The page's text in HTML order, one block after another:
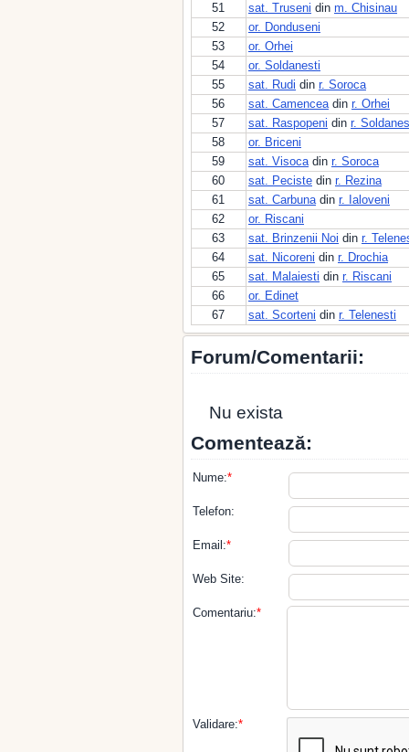
51 sat. Truseni din m. Chisinau
52
or. Donduseni
53
or. Orhei
54
or. Soldanesti
55
sat. Rudi din r. Soroca
56
sat. Camenceadin r. Orhei
57
sat. Raspopeni din r.
58
or. Briceni
59
sat. Visocadin r. Soroca
60
sat. Peciste din r. Rezina
61
sat. Carbunadin r. Ialoveni
62
or. Riscani
63
sat. Brinzenii Noi din r.
64
sat. Nicoreni din r. Drochia
65
sat. Malaiesti din r. Riscani
66
or. Edinet
67
sat. Scorteni din r. Telenesti
Forum/Comentarii:
Nu exista
Comentează:
Nume:*
Telefon:
Email:*
Web Site:
Comentariu:*
Validare:*